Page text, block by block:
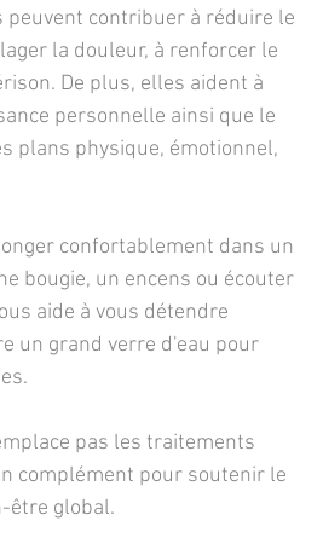
contribuer à réduire le
la douleur, à renforcer le
De plus, elles aident à
personnelle ainsi que le
plans physique, émotionnel,
confortablement dans un
bougie, un encens ou écouter
aide à vous détendre
un grand verre d'eau pour
pas les traitements
complément pour soutenir le
être global.